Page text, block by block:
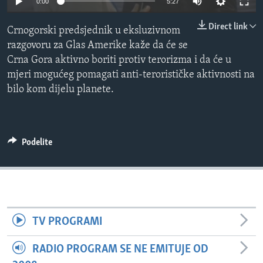
SPORT
INTERVJU
Direct link
Crnogorski predsjednik u eksluzivnom
razgovoru za Glas Amerike kaže da će se
Crna Gora aktivno boriti protiv terorizma i da će u
mjeri mogućeg pomagati anti-terorističke aktivnosti na
bilo kom dijelu planete.
Podelite
TV PROGRAMI
RADIO PROGRAM SE NE EMITUJE OD